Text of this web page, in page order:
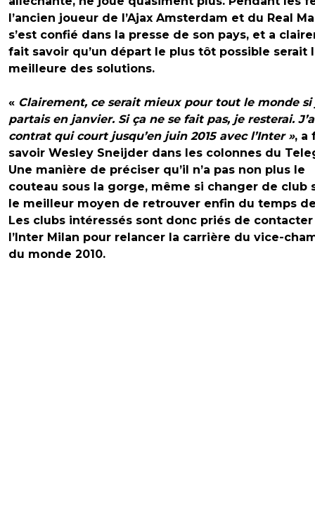
l’ancien joueur de l’Ajax Amsterdam et du Real
s’est confié dans la presse de son pays, et a
fait savoir qu’un départ le plus tôt possible serait
meilleure des solutions.
« Clairement, ce serait mieux pour tout le monde si
partais en janvier. Si ça ne se fait pas, je resterai.
contrat qui court jusqu’en juin 2015 avec l’Inter », a
savoir Wesley Sneijder dans les colonnes du
Une manière de préciser qu’il n’a pas non plus le
couteau sous la gorge, même si changer de club
le meilleur moyen de retrouver enfin du temps
Les clubs intéressés sont donc priés de contacter
l’Inter Milan pour relancer la carrière du vice-
du monde 2010.